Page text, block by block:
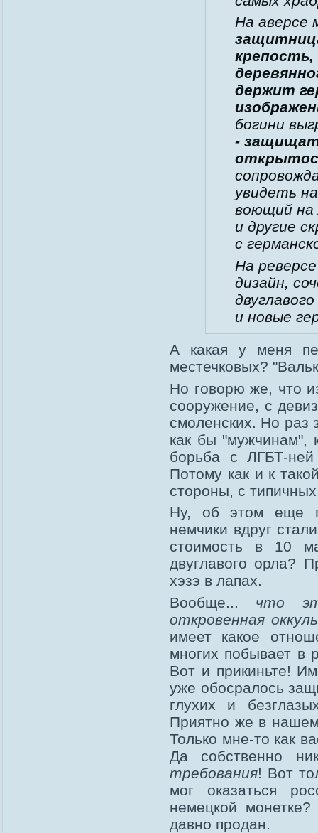
На
крепость,
держит
богини
-
увидеть
воющий на
и другие
с
На
дизайн,
и новые
А какая у меня
местечковых?
Но говорю же, что
сооружение, с
смоленских. Но раз
как бы "мужчинам",
борьба с ЛГБТ-
Потому как и к
стороны, с
Ну, об этом еще
немчики вдруг
стоимость в 10
двуглавого орла?
хэзэ в лапах.
Вообще... что
откровенная
имеет какое
многих побывает в
Вот и прикиньте!
уже обосралось
глухих и
Приятно же в
Только мне-то как
Да собственно
требования! Вот
мог оказаться
немецкой
давно продан.